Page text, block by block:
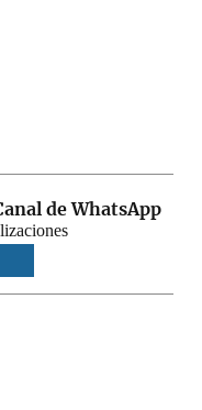
de WhatsApp